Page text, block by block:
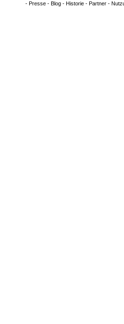
- Presse- Blog- Historie- Partner-